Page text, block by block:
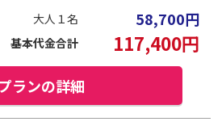
大人１名 58,700円
基本代金合計 117,400円
ランの詳細